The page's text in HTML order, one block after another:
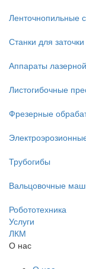
Ленточнопильные
Станки для
Аппараты
Листогибочные
Фрезерные
Трубогибы
Вальцовочные
Робототехника
Услуги
ЛКМ
О нас